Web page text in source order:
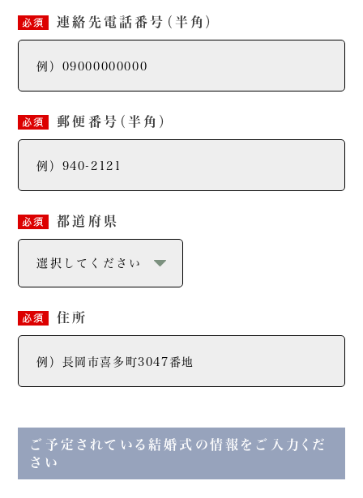
必須 連絡先電話番号 （半角）
必須 郵便番号 （半角）
必須 都道府県
必須 住所
ご予定されている結婚式の情報をご入力くだ
さい